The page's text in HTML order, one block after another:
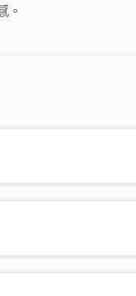
。